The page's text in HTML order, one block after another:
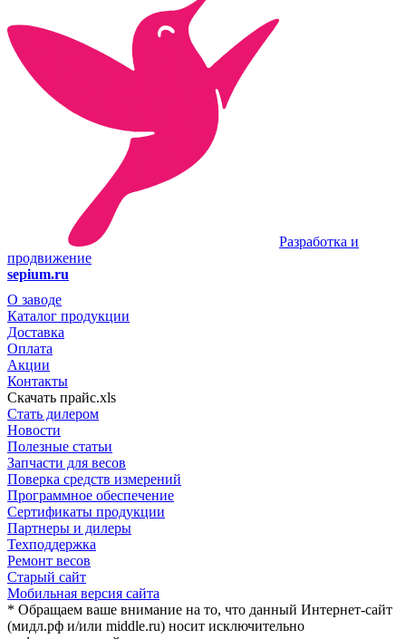
Разработка и
продвижение
sepium.ru
О заводе
Каталог продукции
Доставка
Оплата
Акции
Контакты
Скачать прайс.xls
Стать дилером
Новости
Полезные статьи
Запчасти для весов
Поверка средств измерений
Программное обеспечение
Сертификаты продукции
Партнеры и дилеры
Техподдержка
Ремонт весов
Старый сайт
Мобильная версия сайта
* Обращаем ваше внимание на то, что данный Интернет-сайт
(мидл.рф и/или middle.ru) носит исключительно